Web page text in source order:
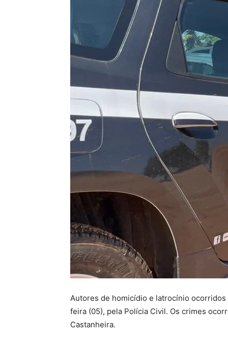
Autores de homicídio e latrocínio
feira (05), pela Polícia Civil. Os crimes
Castanheira.